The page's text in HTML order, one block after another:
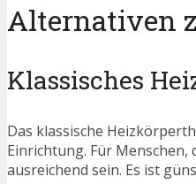
Alternativen
Klassisches
Das klassische
Einrichtung. Für
ausreichend sein. Es ist